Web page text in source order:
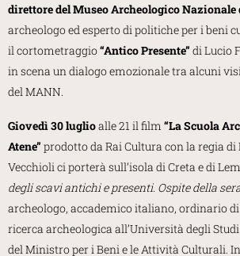
direttore del Museo Archeologico Nazionale
archeologo ed esperto di politiche per i beni
il cortometraggio“Antico Presente” di Lucio
in scena un dialogo emozionale tra alcuni
del MANN.
Giovedì 30 luglioalle 21 il film “La Scuola
Atene” prodotto da Rai Cultura con la regia
Vecchioli ci porterà sull’isola di Creta e di
degli scavi antichi e presenti. Ospite della
archeologo, accademico italiano, ordinario
ricerca archeologica all’Università degli
del Ministro per i Beni e le Attività Culturali.